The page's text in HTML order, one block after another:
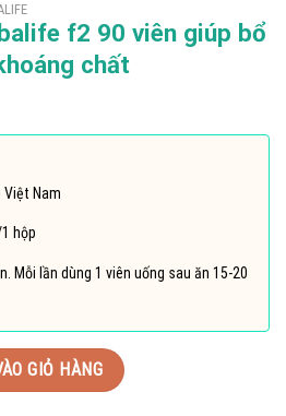
f2 90 viên giúp bổ
chất
Việt Nam
hộp
Mỗi lần dùng 1 viên uống sau ăn 15-20
giúp bổ sung vitamin và khoáng chất số
GIỎ HÀNG